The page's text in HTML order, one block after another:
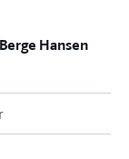
Hansen